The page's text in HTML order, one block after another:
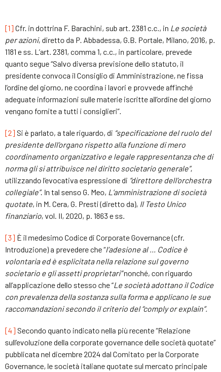
[1] Cfr. in dottrina F. Barachini, sub art. 2381 c.c., in Le società
per azioni, diretto da P. Abbadessa, G.B. Portale, Milano, 2016, p.
1181 e ss. L’art. 2381, comma 1, c.c., in particolare, prevede
quanto segue “Salvo diversa previsione dello statuto, il
presidente convoca il Consiglio di Amministrazione, ne fissa
l’ordine del giorno, ne coordina i lavori e provvede affinché
adeguate informazioni sulle materie iscritte all’ordine del giorno
vengano fornite a tutti i consiglieri”.
[2] Si è parlato, a tale riguardo, di “specificazione del ruolo del
presidente dell’organo rispetto alla funzione di mero
coordinamento organizzativo e legale rappresentanza che di
norma gli si attribuisce nel diritto societario generale”,
utilizzando l’evocativa espressione di “direttore dell’orchestra
collegiale”. In tal senso G. Meo, L’amministrazione di società
quotate, in M. Cera, G. Presti (diretto da), Il Testo Unico
finanziario, vol. II, 2020, p. 1863 e ss.
[3] È il medesimo Codice di Corporate Governance (cfr.
Introduzione) a prevedere che “l’adesione al … Codice è
volontaria ed è esplicitata nella relazione sul governo
societario e gli assetti proprietari”nonché, con riguardo
all’applicazione dello stesso che “Le società adottano il Codice
con prevalenza della sostanza sulla forma e applicano le sue
raccomandazioni secondo il criterio del “comply or explain”.
[4] Secondo quanto indicato nella più recente “Relazione
sull’evoluzione della corporate governance delle società quotate”
pubblicata nel dicembre 2024 dal Comitato per la Corporate
Governance, le società italiane quotate sul mercato principale